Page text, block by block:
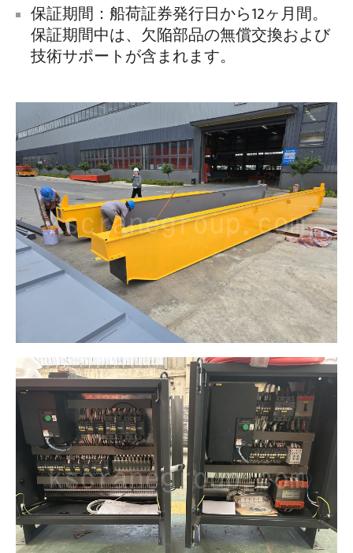
保証期間：船荷証券発行日から12ヶ月間。
保証期間中は、欠陥部品の無償交換および
技術サポートが含まれます。